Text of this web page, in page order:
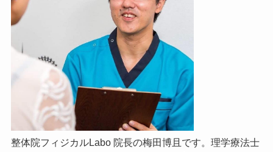
整体院フィジカルLabo 院長の梅田博且です。理学療法士